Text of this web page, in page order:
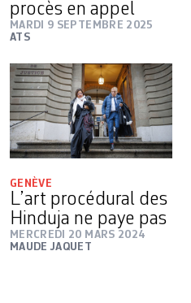
procès en appel
MARDI 9 SEPTEMBRE 2025
ATS
GENÈVE
L’art procédural des
Hinduja ne paye pas
MERCREDI 20 MARS 2024
MAUDE JAQUET